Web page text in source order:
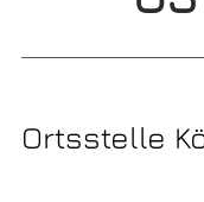
Ortsstelle